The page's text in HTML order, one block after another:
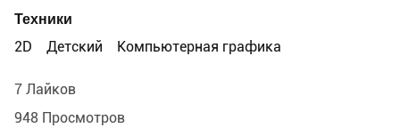
Техники
2D
Детский Компьютерная графика
7 Лайков
948 Просмотров